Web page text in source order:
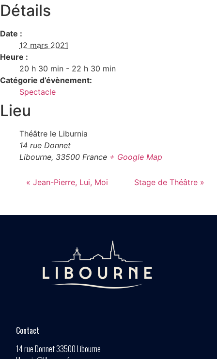
Détails
Date :
12 mars 2021
Heure :
20 h 30 min - 22 h 30 min
Catégorie d’évènement:
Spectacle
Lieu
Théâtre le Liburnia
14 rue Donnet
Libourne, 33500 France + Google Map
« Jean-Pierre, Lui, Moi Stage de Théâtre »
Contact
14 rue Donnet 33500 Libourne